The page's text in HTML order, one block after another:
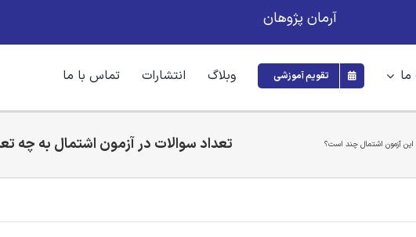
آرمان پژوهان
تقویم آموزشی وبلاگ انتشارات تماس با ما
تعداد سوالات در آزمون اشتمال به چه این آزمون اشتمال چند است؟